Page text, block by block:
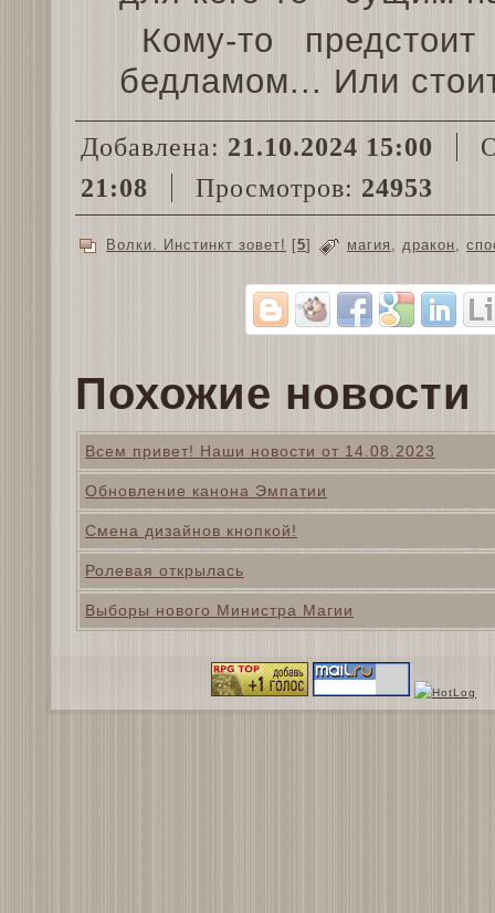
Кому-то
бедламом... Или
Добавлена: 21.10.2024 15:00
21:08
Просмотров: 24953
Волки. Инстинкт зовет! [5] магия , дракон,
Похожие новости
Всем привет! Наши новости от 14.08.2023
Обновление канона Эмпатии
Смена дизайнов кнопкой!
Ролевая открылась
Выборы нового Министра Магии